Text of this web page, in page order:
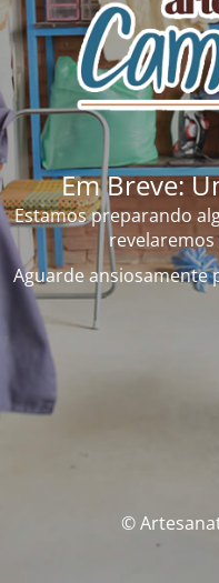
Em Breve:
Estamos preparando
revelaremos
Aguarde ansiosamente
©